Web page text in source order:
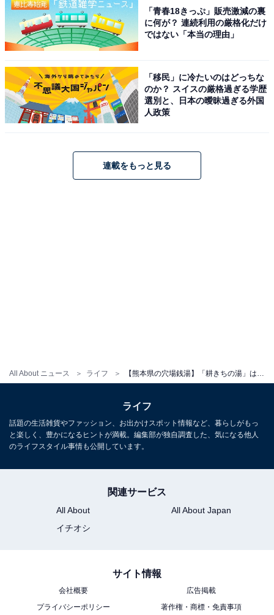
All About ニュース ライフ
アクセス
所在地：熊本県阿蘇郡南小国町満願寺 6363-1
アクセス：阿蘇方面より国道212号線を経由。詳細な地
図は公式サイトのGoogleマップ参照。
料金
※内風呂にはドライヤー、石鹸あり。貸切風呂にはドラ
こちらもおすすめ
泉とサウナでリラックス
「青春18きっぷ」販売激減の裏
に何が？ 連続利用の厳格化だけ
ではない「本当の理由」
「移民」に冷たいのはどっちな
のか？ スイスの厳格過ぎる学歴
選別と、日本の曖昧過ぎる外国
人政策
連載をもっと見る
ライフ
話題の生活雑貨やファッション、お出かけスポット情報など、暮らしがもっ
と楽しく、豊かになるヒントが満載。編集部が独自調査した、気になる他人
のライフスタイル事情も公開しています。
関連サービス
All About
All About Japan
イチオシ
サイト情報
会社概要
広告掲載
プライバシーポリシー
著作権・商標・免責事項